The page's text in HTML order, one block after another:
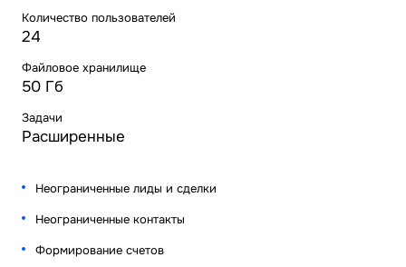
Количество пользователей
24
Файловое хранилище
50 Гб
Задачи
Расширенные
Неограниченные лиды и сделки
Неограниченные контакты
Формирование счетов